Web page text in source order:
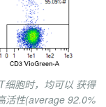
细胞时，均可以 获得
活性(average 92.0%